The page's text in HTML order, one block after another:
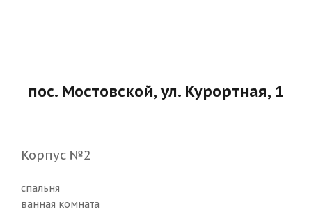
пос. Мостовской, ул. Курортная, 1
Корпус №2
спальня
ванная комната